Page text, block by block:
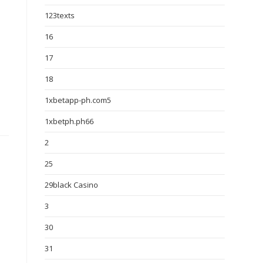
123texts
16
17
18
1xbetapp-ph.com5
1xbetph.ph66
2
25
29black Casino
3
30
31